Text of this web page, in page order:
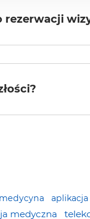
rezerwacji
medyczna